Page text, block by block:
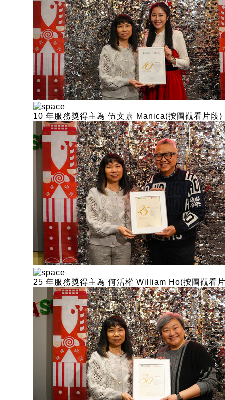
10 年服務獎得主為 伍文嘉 Manica(按圖觀看片段)
25 年服務獎得主為 何活權 William Ho(按圖觀看